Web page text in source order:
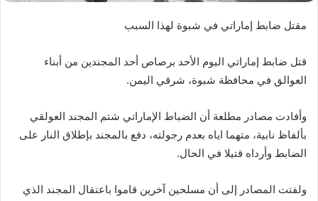
مقتل ضابط إماراتي في شبوة لهذا السبب
قتل ضابط إماراتي اليوم الأحد برصاص أحد المجندين من أبناء
العوالق في محافظة شبوة، شرقي اليمن.
وأفادت مصادر مطلعة أن الضباط الإماراتي شتم المجند العولقي
بألفاظ نابية، متهما اياه بعدم رجولته، دفع بالمجند بإطلاق النار على
الضابط وأرداه قتيلا في الحال.
ولفتت المصادر إلى أن مسلحين آخرين قاموا باعتقال المجند الذي